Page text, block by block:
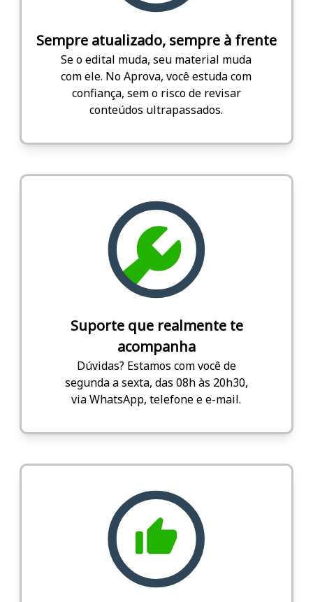
Sempre atualizado, sempre à frente
Se o edital muda, seu material muda
com ele. No Aprova, você estuda com
confiança, sem o risco de revisar
conteúdos ultrapassados.
Suporte que realmente te
acompanha
Dúvidas? Estamos com você de
segunda a sexta, das 08h às 20h30,
via WhatsApp, telefone e e-mail.